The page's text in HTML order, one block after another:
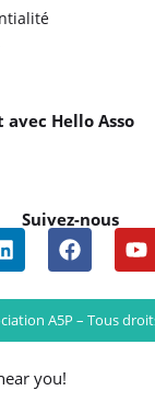
Hello Asso
Suivez-nous
A5P – Tous
you!